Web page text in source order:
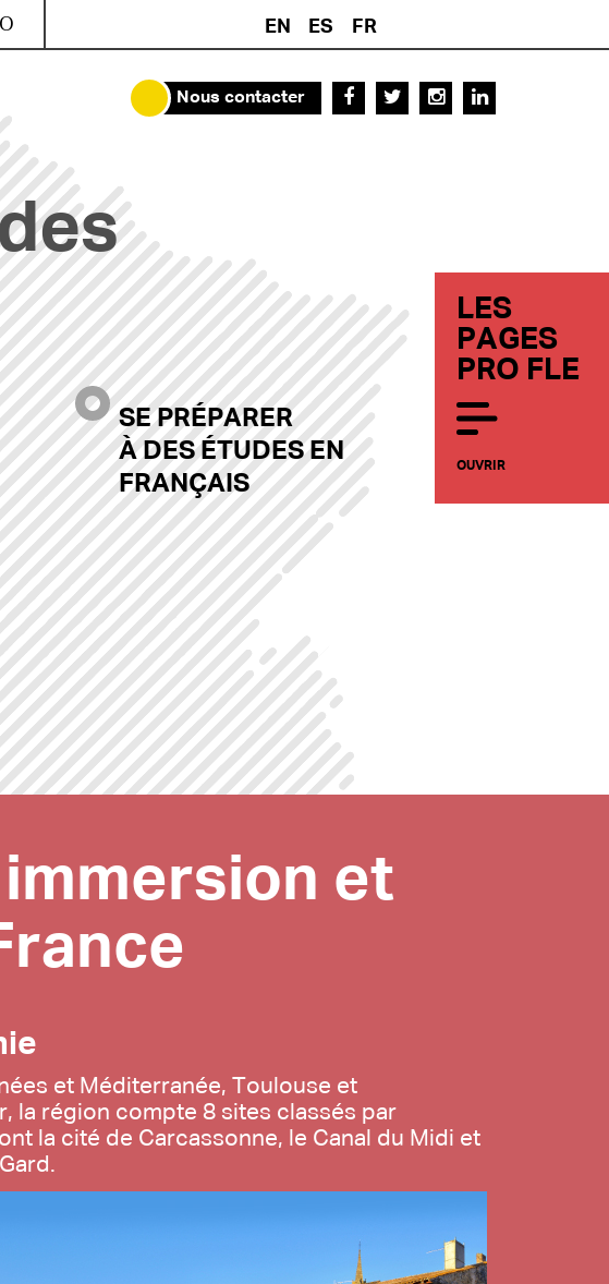
EN ES FR
Nous contacter
LES
PAGES
PRO FLE
OUVRIR
SE PRÉPARER
À DES ÉTUDES EN
FRANÇAIS
et
et Méditerranée, Toulouse et
la région compte 8 sites classés par
la cité de Carcassonne, le Canal du Midi et